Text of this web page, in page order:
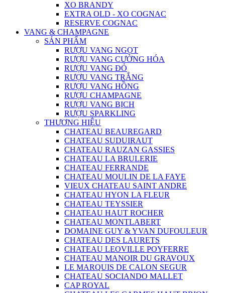
XO BRANDY
EXTRA OLD - XO COGNAC
RESERVE COGNAC
VANG & CHAMPAGNE
SẢN PHẨM
RƯỢU VANG NGỌT
RƯỢU VANG CƯỜNG HÓA
RƯỢU VANG ĐỎ
RƯỢU VANG TRẮNG
RƯỢU VANG HỒNG
RƯỢU CHAMPAGNE
RƯỢU VANG BỊCH
RƯỢU SPARKLING
THƯƠNG HIỆU
CHATEAU BEAUREGARD
CHATEAU SUDUIRAUT
CHATEAU RAUZAN GASSIES
CHATEAU LA BRULERIE
CHATEAU FERRANDE
CHATEAU MOULIN DE LA FAYE
VIEUX CHATEAU SAINT ANDRE
CHATEAU HYON LA FLEUR
CHATEAU TEYSSIER
CHATEAU HAUT ROCHER
CHATEAU MONTLABERT
DOMAINE GUY & YVAN DUFOULEUR
CHATEAU DES LAURETS
CHATEAU LEOVILLE POYFERRE
CHATEAU MANOIR DU GRAVOUX
LE MARQUIS DE CALON SEGUR
CHATEAU SOCIANDO MALLET
CAP ROYAL